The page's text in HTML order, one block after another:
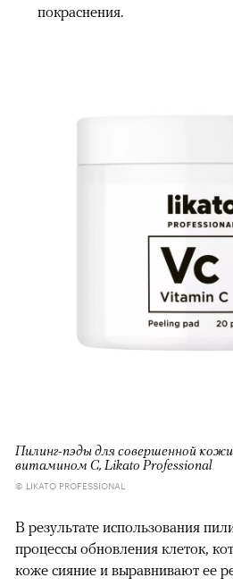
покраснения.
Пилинг-пэды для совершенной
витамином С, Likato Professional
© LIKATO PROFESSIONAL
В результате использования
процессы обновления клеток,
коже сияние и выравнивают ее